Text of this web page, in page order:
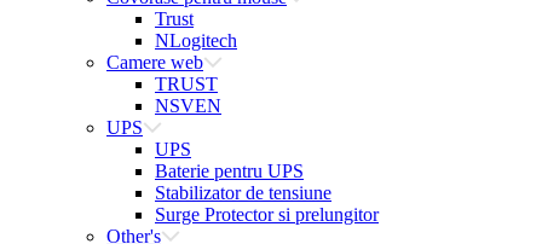
Trust
NLogitech
Camere web
TRUST
NSVEN
UPS
UPS
Baterie pentru UPS
Stabilizator de tensiune
Surge Protector si prelungitor
Other's